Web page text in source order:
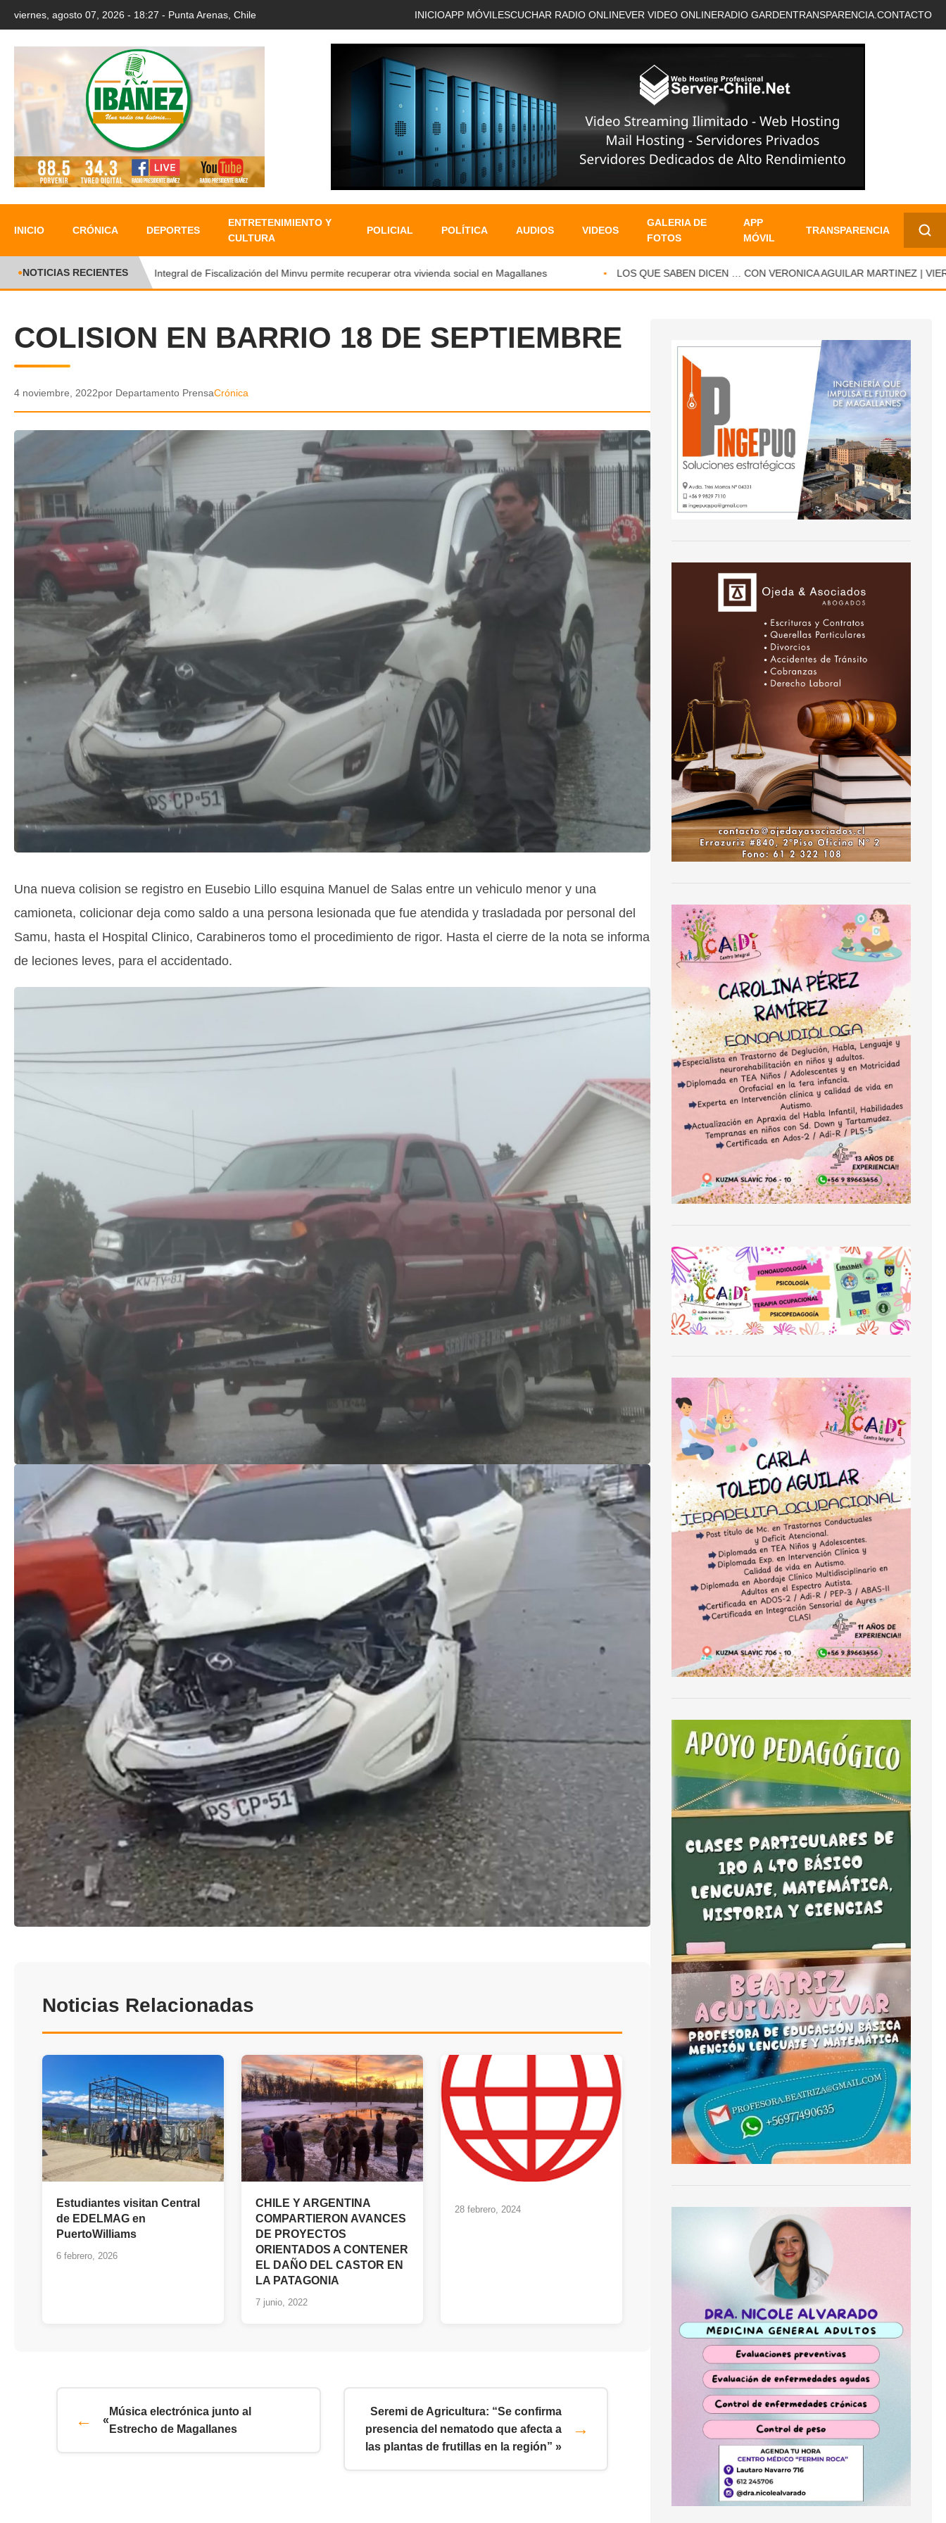
viernes, agosto 07, 2026 - 18:27 - Punta Arenas, Chile INICIOAPP MÓVIL ESCUCHAR RADIO ONLINEVER VIDEO ONLINERADIO GARDENTRANSPARENCIA. CONTACTO
INICIO CRÓNICA DEPORTES
ENTRETENIMIENTO Y
CULTURA
POLICIAL POLÍTICA AUDIOS VIDEOS
GALERIA DE
FOTOS
APP
MÓVIL
TRANSPARENCIA
✕
NOTICIAS RECIENTESPlan Integral de Fiscalización del Minvu permite recuperar otra vivienda social en Magallanes LOS QUE SABEN DICEN … CON VERONICA AGUILAR MARTINEZ |
COLISION EN BARRIO 18 DE SEPTIEMBRE
4 noviembre, 2022por Departamento PrensaCrónica
Una nueva colision se registro en Eusebio Lillo esquina Manuel de Salas entre un vehiculo menor y una
camioneta, colicionar deja como saldo a una persona lesionada que fue atendida y trasladada por personal del
Samu, hasta el Hospital Clinico, Carabineros tomo el procedimiento de rigor. Hasta el cierre de la nota se informa
de leciones leves, para el accidentado.
Noticias Relacionadas
Estudiantes visitan Central
de EDELMAG en
PuertoWilliams
6 febrero, 2026
CHILE Y ARGENTINA
COMPARTIERON AVANCES
DE PROYECTOS
ORIENTADOS A CONTENER
EL DAÑO DEL CASTOR EN
LA PATAGONIA
7 junio, 2022
28 febrero, 2024
«
Música electrónica junto al
Estrecho de Magallanes
Seremi de Agricultura: “Se confirma
presencia del nematodo que afecta a
las plantas de frutillas en la región” »